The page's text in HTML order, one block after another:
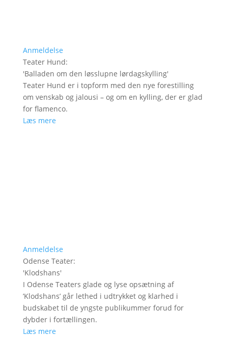
Anmeldelse
Teater Hund:
'Balladen om den løsslupne lørdagskylling'
Teater Hund er i topform med den nye forestilling
om venskab og jalousi – og om en kylling, der er glad
for flamenco.
Læs mere
Anmeldelse
Odense Teater:
'Klodshans'
I Odense Teaters glade og lyse opsætning af
’Klodshans’ går lethed i udtrykket og klarhed i
budskabet til de yngste publikummer forud for
dybder i fortællingen.
Læs mere